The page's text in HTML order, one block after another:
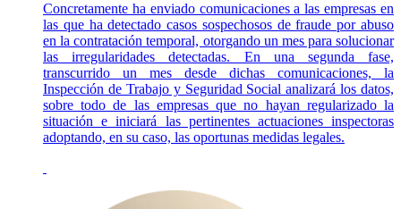
Concretamente ha enviado comunicaciones a las empresas en
las que ha detectado casos sospechosos de fraude por abuso
en la contratación temporal, otorgando un mes para solucionar
las irregularidades detectadas. En una segunda fase,
transcurrido un mes desde dichas comunicaciones, la
Inspección de Trabajo y Seguridad Social analizará los datos,
sobre todo de las empresas que no hayan regularizado la
situación e iniciará las pertinentes actuaciones inspectoras
adoptando, en su caso, las oportunas medidas legales.